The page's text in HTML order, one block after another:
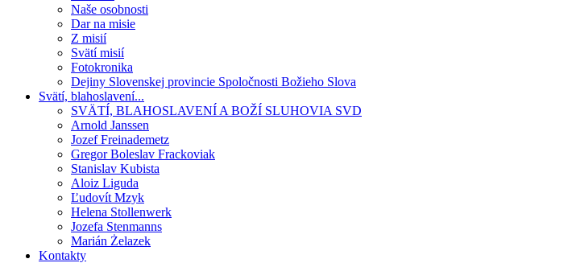
Naše osobnosti
Dar na misie
Z misií
Svätí misií
Fotokronika
Dejiny Slovenskej provincie Spoločnosti Božieho Slova
Svätí, blahoslavení...
SVÄTÍ, BLAHOSLAVENÍ A BOŽÍ SLUHOVIA SVD
Arnold Janssen
Jozef Freinademetz
Gregor Boleslav Frackoviak
Stanislav Kubista
Aloiz Liguda
Ľudovít Mzyk
Helena Stollenwerk
Jozefa Stenmanns
Marián Żelazek
Kontakty